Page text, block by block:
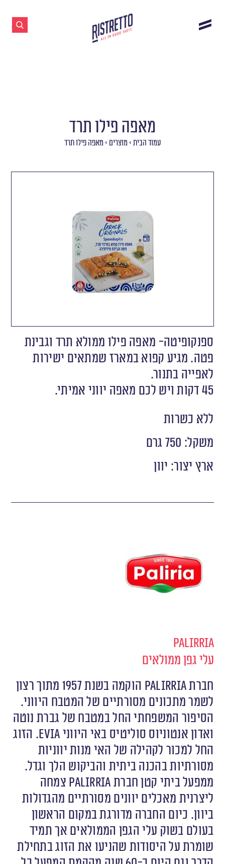
מאפה פילו תרד
עמוד הבית >מוצרים >מאפה פילו תרד
ספנקופיטה- מאפה פילו ממולא תרד וגבינת
פטה. מגיע קפוא במארז שמתאים ישירות
לאפייה בתנור.
45 דקות ויש לכם מאפה יווני אמיתי.
ללא כשרות
משקל: 750 גרם
ארץ יצור: יוון
Palirria
עלי גפן ממולאים
חברת Palirria הוקמה בשנת 1957 מתוך רצון
לשמר מתכונים מסורתיים של המטבח היווני.
הסיפור המשפחתי החל במטבח של גברת נוטה
ואדון אנטוניוס סוליטיס באי היווני Evia. הזוג
החל למכור לקהילה של האי מנות יווניות
מסורתיות בהכנה ביתית והביקוש הלך וגדל.
ממפעל ביתי קטן חברת Palirria צמחה
ליצרנית מאכלים יוונים מסורתיים מהגדולות
ביוון. כיום החברה מדורגת במקום הראשון
בעולם בשוק עלי הגפן הממולאים אך תמיד
שומרת על היסודות שהניעו את הזוג בתחילת